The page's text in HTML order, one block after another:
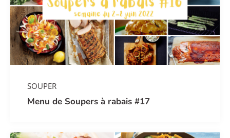
SOUPER
Menu de Soupers à rabais #17